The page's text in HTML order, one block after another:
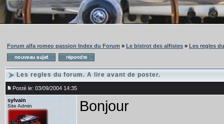
Forum alfa romeo passion Index du Forum » Le bistrot des alfistes » Les regles
Les regles du forum. A lire avant de poster.
Posté le: 03/09/2004 14:35
sylvain
Site Admin Bonjour